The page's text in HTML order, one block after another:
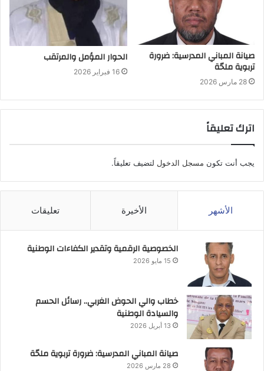
صيانة المباني المدرسية: ضرورة
تربوية ملحّة
28 مارس 2026
الحوار المؤمل والمرتقب
16 فبراير 2026
اترك تعليقاً
يجب أنت تكون مسجل الدخول لتضيف تعليقاً.
الأشهر الأخيرة تعليقات
الخصوصية الرقمية وتقدير الكفاءات الوطنية
15 مايو 2026
خطاب والي الحوض الغربي.. رسائل الحسم
والسيادة الوطنية
13 أبريل 2026
صيانة المباني المدرسية: ضرورة تربوية ملحّة
28 مارس 2026